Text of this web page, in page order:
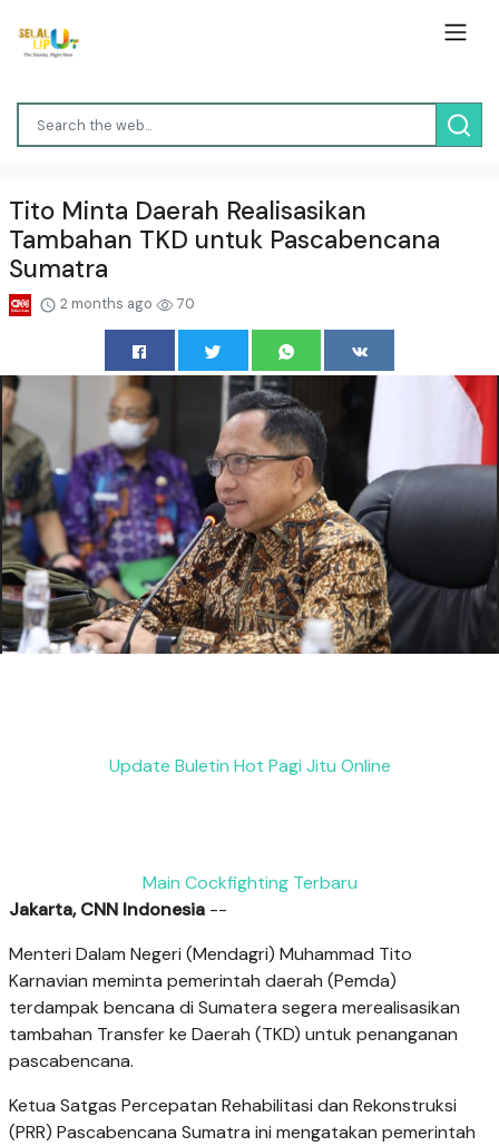
Tito Minta Daerah Realisasikan
Tambahan TKD untuk Pascabencana
Sumatra
2 months ago 70
Update Buletin Hot Pagi Jitu Online
Main Cockfighting Terbaru
Jakarta, CNN Indonesia --
Menteri Dalam Negeri (Mendagri) Muhammad Tito
Karnavian meminta pemerintah daerah (Pemda)
terdampak bencana di Sumatera segera merealisasikan
tambahan Transfer ke Daerah (TKD) untuk penanganan
pascabencana.
Ketua Satgas Percepatan Rehabilitasi dan Rekonstruksi
(PRR) Pascabencana Sumatra ini mengatakan pemerintah